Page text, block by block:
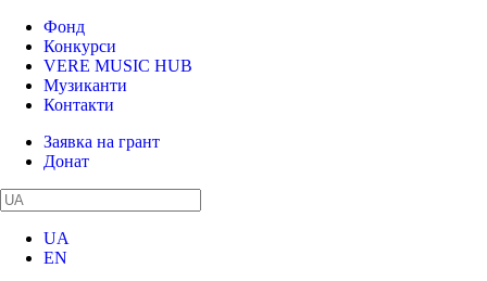
Фонд
Конкурси
VERE MUSIC HUB
Музиканти
Контакти
Заявка на грант
Донат
UA
EN